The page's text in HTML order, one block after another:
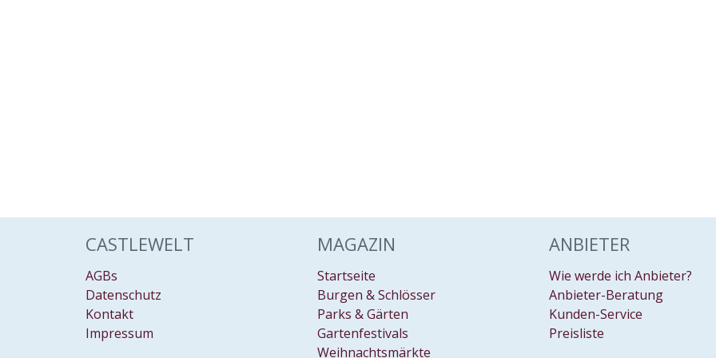
CASTLEWELT
AGBs
Datenschutz
Kontakt
Impressum
MAGAZIN
Startseite
Burgen & Schlösser
Parks & Gärten
Gartenfestivals
Weihnachtsmärkte
ANBIETER
Wie werde ich Anbieter?
Anbieter-Beratung
Kunden-Service
Preisliste